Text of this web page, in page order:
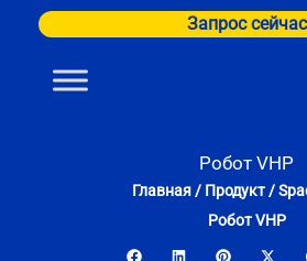
Перейти
содержимому
Запрос сейчас
Робот VHP
Главная/ Продукт/
Робот VHP